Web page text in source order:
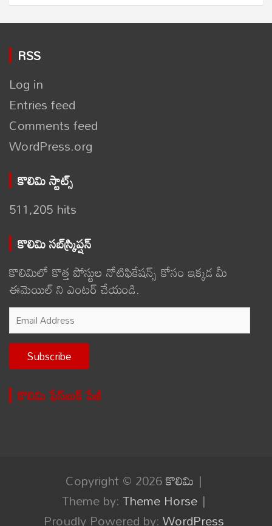
RSS
Log in
Entries feed
Comments feed
WordPress.org
కొలిమి స్టాట్స్
511,205 hits
కొలిమి సబ్‌స్క్రిప్షన్
కొలిమిలో కొత్త పోస్టుల నోటిఫికేషన్స్ కోసం ఇక్కడ మీ
ఈమెయిల్ ని ఎంటర్ చేయండి.
Email
Address
Subscribe
కొలిమి ఫేస్‌బుక్ పేజీ
Copyright © 2026కొలిమి
Theme by:Theme Horse
Proudly Powered by:WordPress